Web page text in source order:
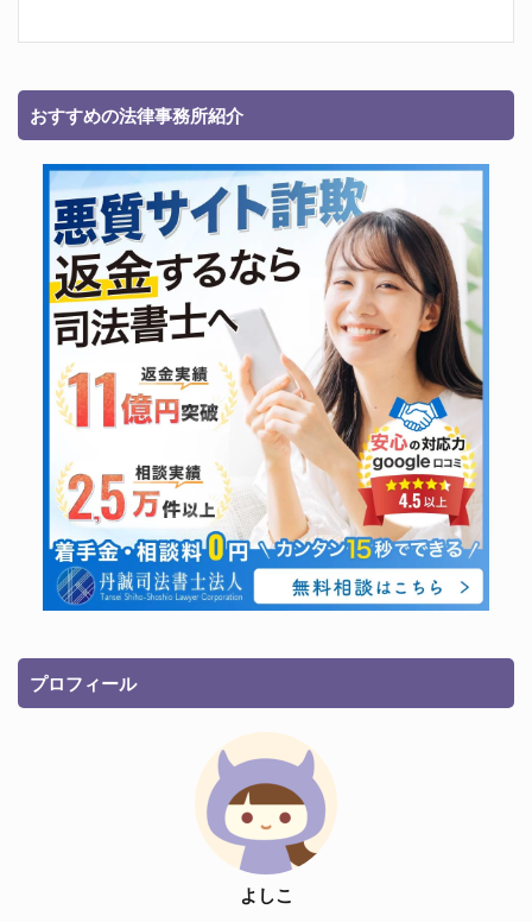
おすすめの法律事務所紹介
プロフィール
よしこ